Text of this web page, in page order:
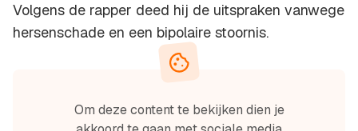
Volgens de rapper deed hij de uitspraken vanwege
hersenschade en een bipolaire stoornis.
Om deze content te bekijken dien je